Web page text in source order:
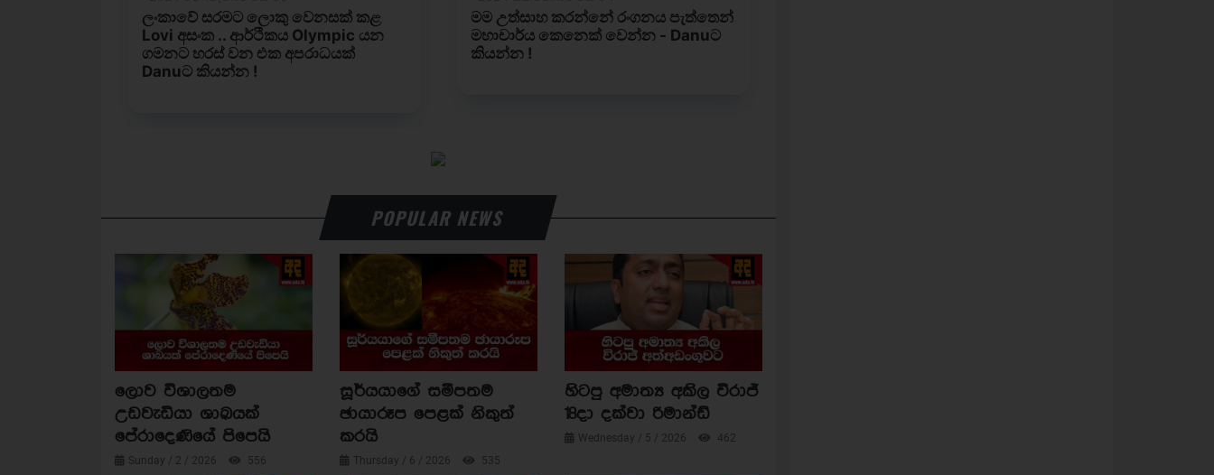
POPULAR NEWS
ලොව විශාලතම
උඩවැඩියා ශාඛයක්
පේරාදෙණියේ පිපෙයි
Sunday / 2 / 2026 556
සූර්යයාගේ සමීපතම
ඡායාරූප පෙළක් නිකුත්
කරයි
Thursday / 6 / 2026 535
හිටපු අමාත්‍ය අකිල විරාජ්
18දා දක්වා රිමාන්ඩ්
Wednesday / 5 / 2026 462